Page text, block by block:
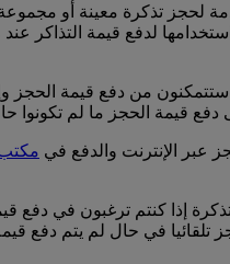
لحجز تذكرة معينة أو
لدفع قيمة التذاكر
ستتمكنون من دفع قيمة
دفع قيمة الحجز ما لم
عبر الإنترنت والدفع في مكتب
إذا كنتم ترغبون في دفع
في حال لم يتم دفع قيمة